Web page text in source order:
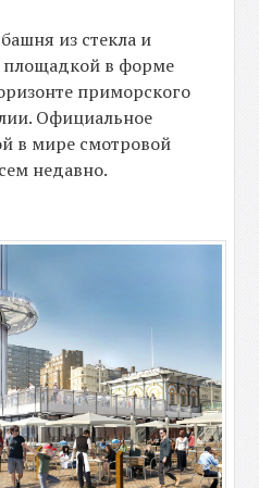
из стекла и
площадкой в форме
приморского
Официальное
в мире смотровой
недавно.